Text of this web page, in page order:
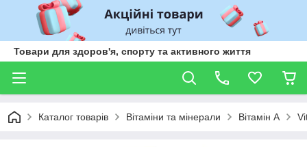
Товари для здоров'я, спорту та активного життя
Каталог товарів Вітаміни та мінерали Вітамін А